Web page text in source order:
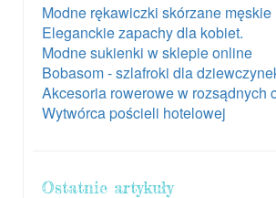
Modne rękawiczki skórzane męskie
Eleganckie zapachy dla kobiet.
Modne sukienki w sklepie online
Bobasom - szlafroki dla
Akcesoria rowerowe w rozsądnych
Wytwórca pościeli hotelowej
Ostatnie artykuły